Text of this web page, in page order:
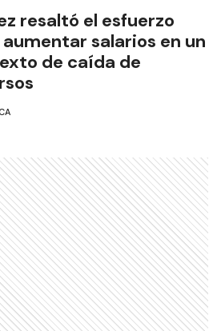
resaltó el esfuerzo
salarios en un
de caída de